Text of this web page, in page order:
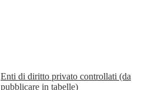
Enti di diritto privato controllati (da
pubblicare in tabelle)